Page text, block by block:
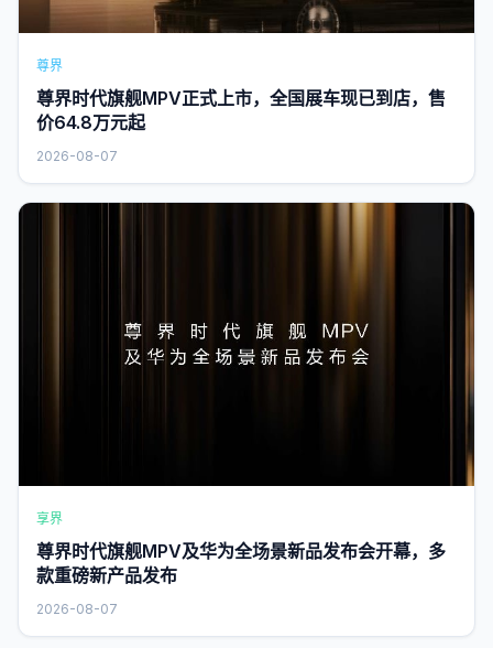
尊界
尊界时代旗舰MPV正式上市，全国展车现已到店，售
价64.8万元起
2026-08-07
享界
尊界时代旗舰MPV及华为全场景新品发布会开幕，多
款重磅新产品发布
2026-08-07